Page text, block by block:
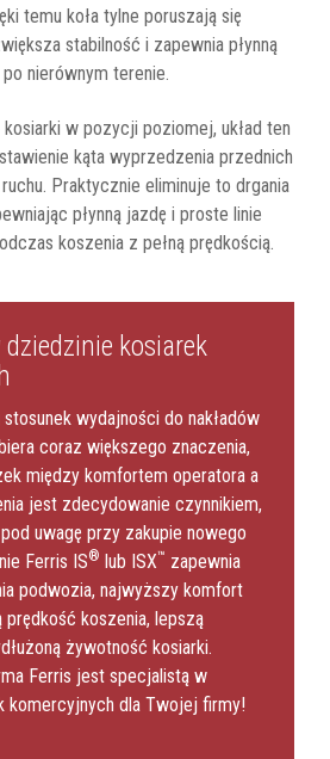
temu koła tylne poruszają się
stabilność i zapewnia płynną
nierównym terenie.
w pozycji poziomej, układ ten
kąta wyprzedzenia przednich
Praktycznie eliminuje to drgania
płynną jazdę i proste linie
koszenia z pełną prędkością.
kosiarek
wydajności do nakładów
coraz większego znaczenia,
między komfortem operatora a
jest zdecydowanie czynnikiem,
uwagę przy zakupie nowego
Ferris IS® lub ISX™ zapewnia
podwozia, najwyższy komfort
prędkość koszenia, lepszą
żywotność kosiarki.
Ferris jest specjalistą w
komercyjnych dla Twojej firmy!